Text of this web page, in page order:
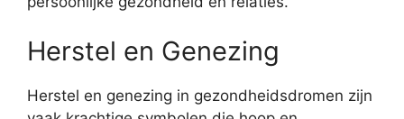
Herstel en Genezing
Herstel en genezing in gezondheidsdromen zijn